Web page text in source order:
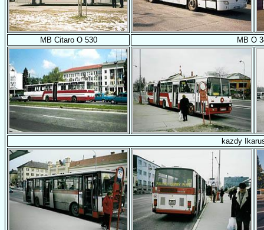
MB Citaro O 530 MB O
kazdy